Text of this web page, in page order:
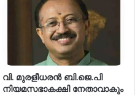
വി. മുരളീധരൻ ബി.ജെ.പി
നിയമസഭാകക്ഷി നേതാവാകും